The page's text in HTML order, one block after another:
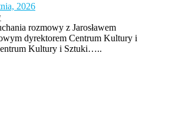
2026
rozmowy z Jarosławem
dyrektorem Centrum Kultury i
Kultury i Sztuki…..